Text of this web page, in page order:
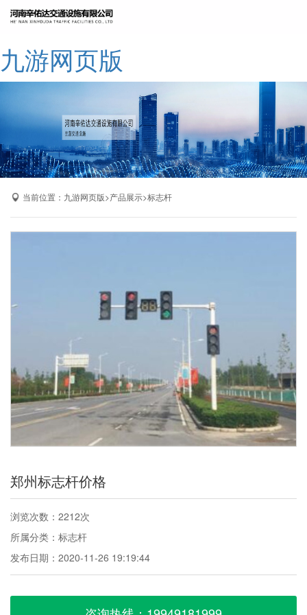
九游网页版网站九游网页版
公司简介
九游网页版
产品展示
成功案例
当前位置： 九游网页版>产品展示>标志杆
郑州标志杆价格
浏览次数：2212次
所属分类：标志杆
发布日期：2020-11-26 19:19:44